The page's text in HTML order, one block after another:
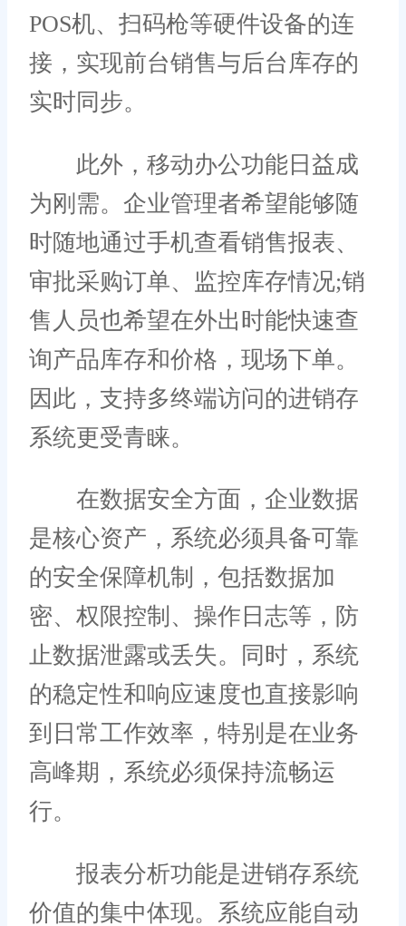
POS机、扫码枪等硬件设备的连
接，实现前台销售与后台库存的
实时同步。
此外，移动办公功能日益成
为刚需。企业管理者希望能够随
时随地通过手机查看销售报表、
审批采购订单、监控库存情况;销
售人员也希望在外出时能快速查
询产品库存和价格，现场下单。
因此，支持多终端访问的进销存
系统更受青睐。
在数据安全方面，企业数据
是核心资产，系统必须具备可靠
的安全保障机制，包括数据加
密、权限控制、操作日志等，防
止数据泄露或丢失。同时，系统
的稳定性和响应速度也直接影响
到日常工作效率，特别是在业务
高峰期，系统必须保持流畅运
行。
报表分析功能是进销存系统
价值的集中体现。系统应能自动